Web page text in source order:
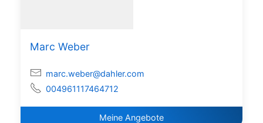
Marc Weber
marc.weber@dahler.com
004961117464712
Meine Angebote